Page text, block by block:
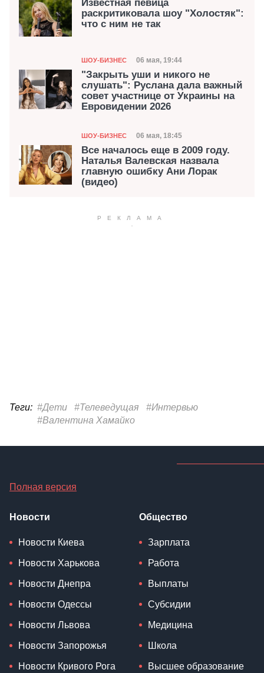
Известная певица
раскритиковала шоу "Холостяк":
что с ним не так
Категория
ШОУ-БИЗНЕС Дата публикации
06 мая, 19:44
"Закрыть уши и никого не
слушать": Руслана дала важный
совет участнице от Украины на
Евровидении 2026
Категория
ШОУ-БИЗНЕС Дата публикации
06 мая, 18:45
Все началось еще в 2009 году.
Наталья Валевская назвала
главную ошибку Ани Лорак
(видео)
Теги: #Дети #Телеведущая
#Интервью
#Валентина Хамайко
Полная версия
Новости
Новости Киева
Новости Харькова
Новости Днепра
Новости Одессы
Новости Львова
Новости Запорожья
Новости Кривого Рога
Общество
Зарплата
Работа
Выплаты
Субсидии
Медицина
Школа
Высшее образование